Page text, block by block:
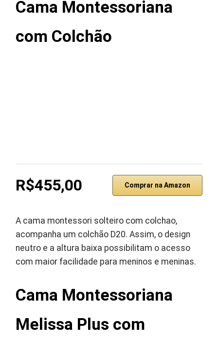
Cama Montessoriana
com Colchão
R$455,00 Comprar na Amazon
A cama montessori solteiro com colchao,
acompanha um colchão D20. Assim, o design
neutro e a altura baixa possibilitam o acesso
com maior facilidade para meninos e meninas.
Cama Montessoriana
Melissa Plus com